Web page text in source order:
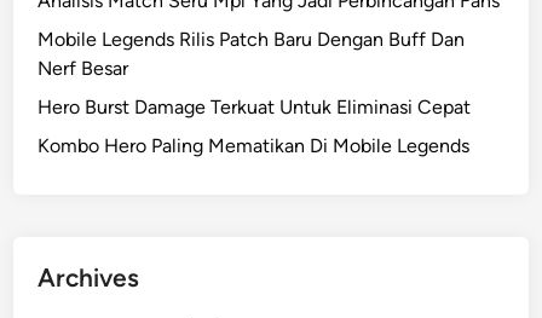
Mobile Legends Rilis Patch Baru Dengan Buff Dan
Nerf Besar
Hero Burst Damage Terkuat Untuk Eliminasi Cepat
Kombo Hero Paling Mematikan Di Mobile Legends
Archives